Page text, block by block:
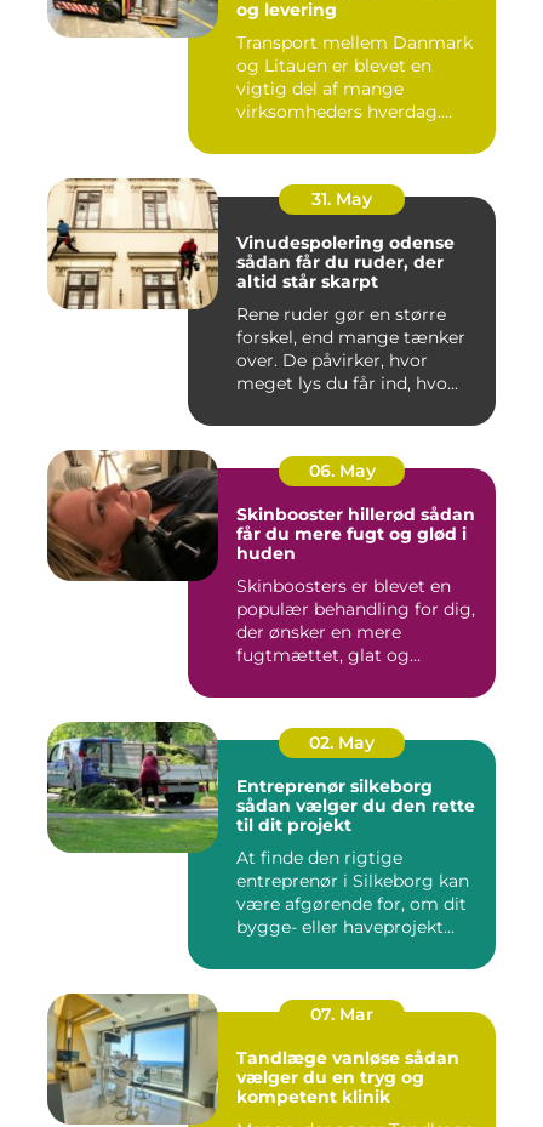
og levering
Transport mellem Danmark
og Litauen er blevet en
vigtig del af mange
virksomheders hverdag.
31. May
Vinudespolering odense
sådan får du ruder, der
altid står skarpt
Rene ruder gør en større
forskel, end mange tænker
over. De påvirker, hvor
meget lys du får ind, hvo...
06. May
Skinbooster hillerød sådan
får du mere fugt og glød i
huden
Skinboosters er blevet en
populær behandling for dig,
der ønsker en mere
fugtmættet, glat og
02. May
Entreprenør silkeborg
sådan vælger du den rette
til dit projekt
At finde den rigtige
entreprenør i Silkeborg kan
være afgørende for, om dit
bygge- eller haveprojekt...
07. Mar
Tandlæge vanløse sådan
vælger du en tryg og
kompetent klinik